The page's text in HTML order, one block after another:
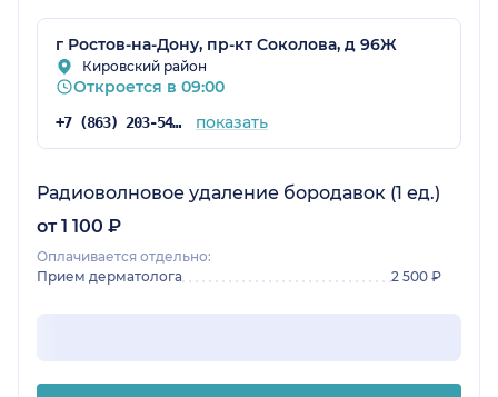
г Ростов-на-Дону, пр-кт Соколова, д 96Ж
Кировский район
Откроется в 09:00
+7 (863) 203-54-77 показать
Радиоволновое удаление бородавок (1 ед.)
от 1 100 ₽
Оплачивается отдельно:
Прием дерматолога
2 500 ₽